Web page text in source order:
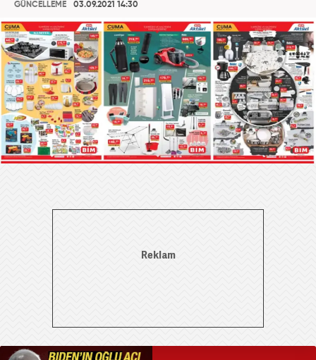
GÜNCELLEME
03.09.2021 14:30